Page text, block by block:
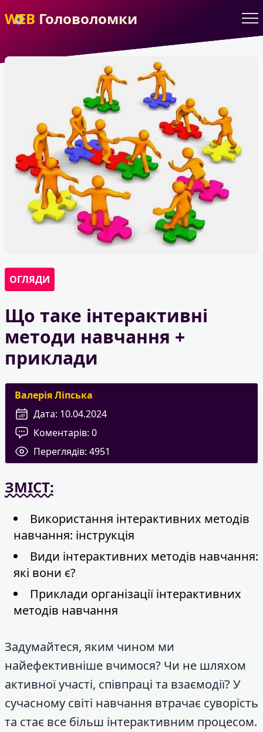
WEBГоловоломки
ОГЛЯДИ
Що таке інтерактивні
методи навчання +
приклади
Валерія Ліпська
Дата: 10.04.2024
Коментарів: 0
Переглядів: 4951
ЗМІСТ:
Використання інтерактивних методів
навчання: інструкція
Види інтерактивних методів навчання:
які вони є?
Приклади організації інтерактивних
методів навчання
Задумайтеся, яким чином ми
найефективніше вчимося? Чи не шляхом
активної участі, співпраці та взаємодії? У
сучасному світі навчання втрачає суворість
та стає все більш інтерактивним процесом.